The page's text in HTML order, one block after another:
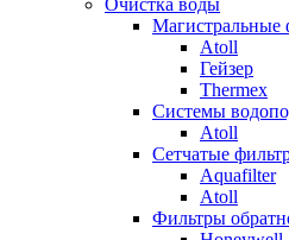
Очистка воды
Магистральные
Atoll
Гейзер
Thermex
Системы
Atoll
Сетчатые
Aquafilter
Atoll
Фильтры